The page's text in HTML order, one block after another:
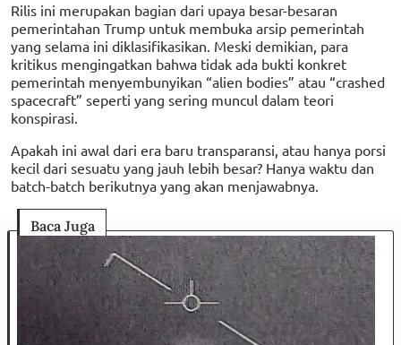
Rilis ini merupakan bagian dari upaya besar-besaran
pemerintahan Trump untuk membuka arsip pemerintah
yang selama ini diklasifikasikan. Meski demikian, para
kritikus mengingatkan bahwa tidak ada bukti konkret
pemerintah menyembunyikan “alien bodies” atau “crashed
spacecraft” seperti yang sering muncul dalam teori
konspirasi.
Apakah ini awal dari era baru transparansi, atau hanya porsi
kecil dari sesuatu yang jauh lebih besar? Hanya waktu dan
batch-batch berikutnya yang akan menjawabnya.
Baca Juga